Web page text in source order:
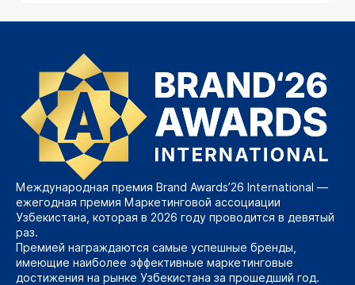
Международная премия Brand Awards’26 International —
ежегодная премия Маркетинговой ассоциации
Узбекистана, которая в 2026 году проводится в девятый
раз.
Премией награждаются самые успешные бренды,
имеющие наиболее эффективные маркетинговые
достижения на рынке Узбекистана за прошедший год.